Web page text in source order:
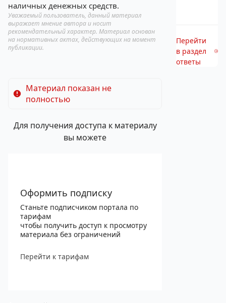
наличных денежных средств.
Уважаемый пользователь, данный материал
выражает мнение автора и носит
рекомендательный характер. Материал основан
на нормативных актах, действующих на момент
публикации.
Материал показан не
полностью
Для получения доступа к материалу
вы можете
Оформить подписку
Станьте подписчиком портала по
тарифам
чтобы получить доступ к просмотру
материала без ограничений
Перейти к тарифам
Перейти
в раздел
ответы